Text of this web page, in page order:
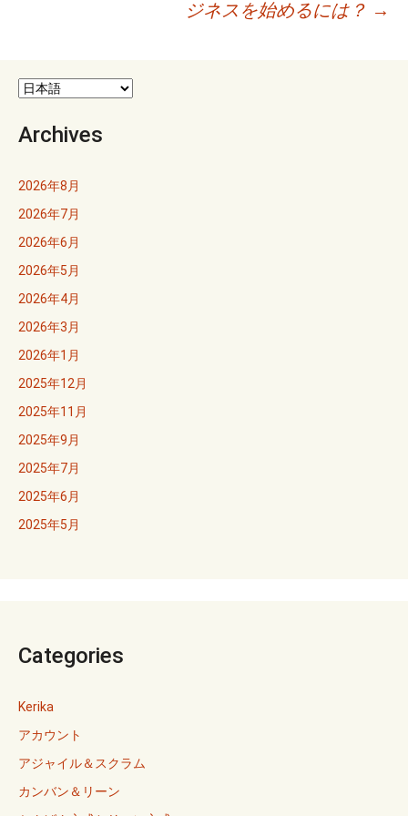
ビ
ゲ
ー
シ
ョ
ン
ジネスを始めるには？ →
Archives
2026年8月
2026年7月
2026年6月
2026年5月
2026年4月
2026年3月
2026年1月
2025年12月
2025年11月
2025年9月
2025年7月
2025年6月
2025年5月
Categories
Kerika
アカウント
アジャイル＆スクラム
カンバン＆リーン